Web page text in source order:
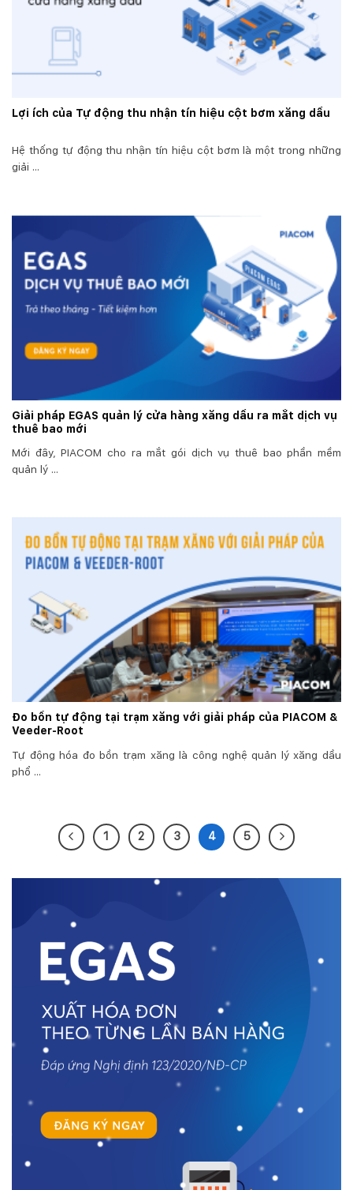
Lợi ích của Tự động thu nhận tín hiệu cột bơm xăng dầu
Hệ thống tự động thu nhận tín hiệu cột bơm là một trong những
giải ...
Giải pháp EGAS quản lý cửa hàng xăng dầu ra mắt dịch vụ
thuê bao mới
Mới đây, PIACOM cho ra mắt gói dịch vụ thuê bao phần mềm
quản lý ...
Đo bồn tự động tại trạm xăng với giải pháp của PIACOM &
Veeder-Root
Tự động hóa đo bồn trạm xăng là công nghệ quản lý xăng dầu
phổ ...
1 2 3 4 5